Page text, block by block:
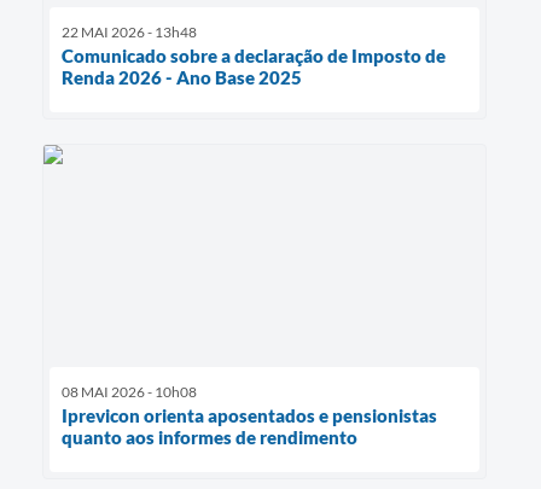
22 MAI 2026 - 13h48
Comunicado sobre a declaração de Imposto de
Renda 2026 - Ano Base 2025
08 MAI 2026 - 10h08
Iprevicon orienta aposentados e pensionistas
quanto aos informes de rendimento